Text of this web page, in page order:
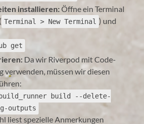
installieren:Öffne ein Terminal
Terminal > New Terminal ) und
get
Da wir Riverpod mit Code-
verwenden, müssen wir diesen
build --delete-
outputs
liest spezielle Anmerkungen